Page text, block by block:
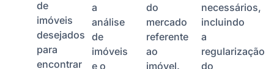
de
imóveis
desejados
para
encontrar
a
análise
de
imóveis
e o
do
mercado
referente
ao
imóvel.
necessários,
incluindo
a
regularização
do